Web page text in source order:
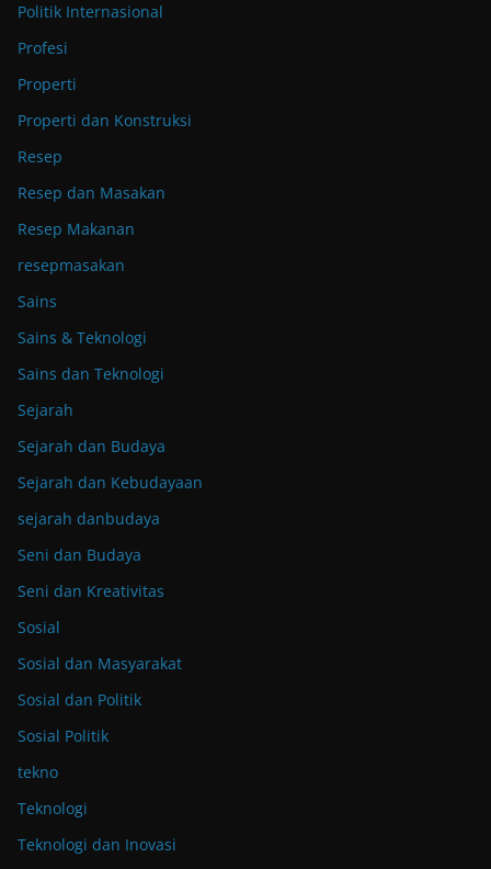
Politik Internasional
Profesi
Properti
Properti dan Konstruksi
Resep
Resep dan Masakan
Resep Makanan
resepmasakan
Sains
Sains & Teknologi
Sains dan Teknologi
Sejarah
Sejarah dan Budaya
Sejarah dan Kebudayaan
sejarah danbudaya
Seni dan Budaya
Seni dan Kreativitas
Sosial
Sosial dan Masyarakat
Sosial dan Politik
Sosial Politik
tekno
Teknologi
Teknologi dan Inovasi